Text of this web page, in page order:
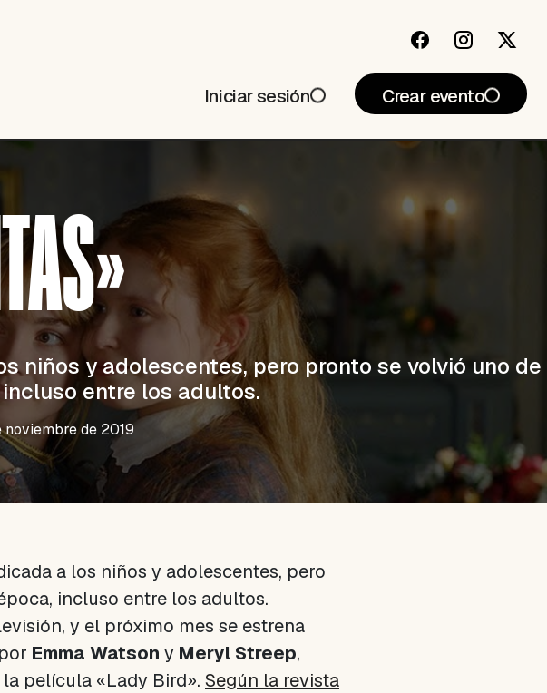
Iniciar sesión Crear evento
niños y adolescentes, pero pronto se volvió uno de
entre los adultos.
de 2019
a los niños y adolescentes, pero
incluso entre los adultos.
y el próximo mes se estrena
Emma Watson y Meryl Streep,
película «Lady Bird». Según la revista